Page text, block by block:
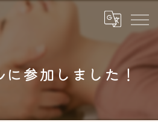
に参加しました！